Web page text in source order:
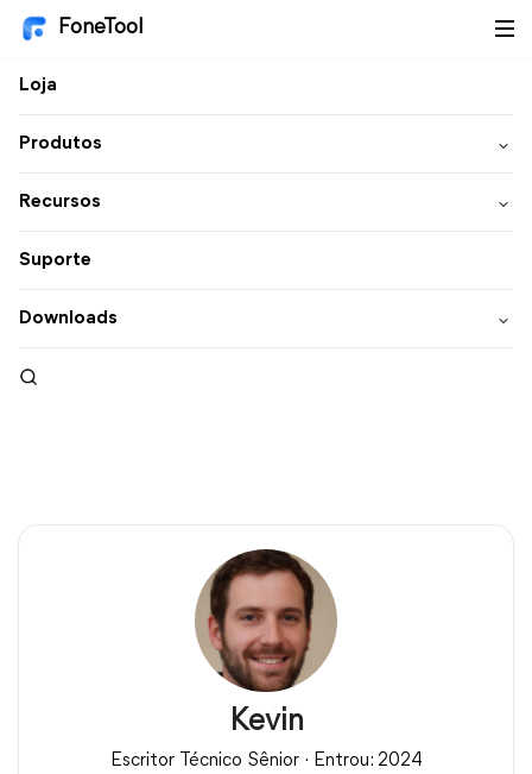
FoneTool
Loja
Produtos
Recursos
Suporte
Downloads
Kevin
Escritor Técnico Sênior · Entrou: 2024